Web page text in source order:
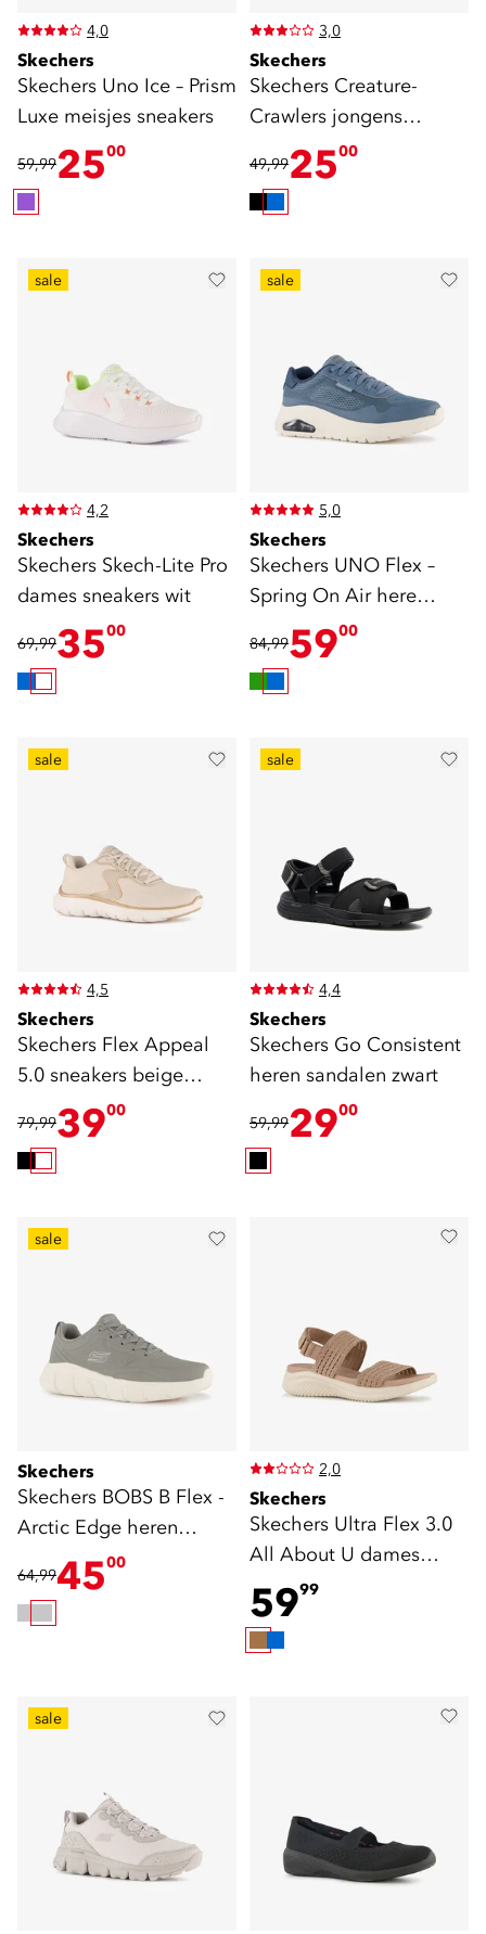
4,0
Skechers
Skechers Uno Ice – Prism
Luxe meisjes sneakers
59,992500
3,0
Skechers
Skechers Creature-
Crawlers jongens
sneakers spin
49,992500
sale
4,2
Skechers
Skechers Skech-Lite Pro
dames sneakers wit
69,993500
sale
5,0
Skechers
Skechers UNO Flex –
Spring On Air here
sneakers blauw
84,995900
sale
4,5
Skechers
Skechers Flex Appeal
5.0 sneakers beige
glitter
79,993900
sale
4,4
Skechers
Skechers Go Consistent
heren sandalen zwart
59,992900
sale
Skechers
Skechers BOBS B Flex -
Arctic Edge heren
sneakers grijs
64,994500
2,0
Skechers
Skechers Ultra Flex 3.0
All About U dames
sandalen bruin
5999
sale